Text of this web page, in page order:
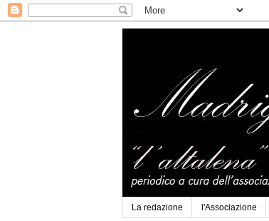
La redazione l'Associazione